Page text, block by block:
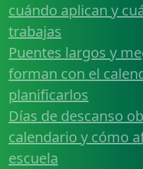
cuándo aplican y
trabajas
Puentes largos y
forman con el
planificarlos
Días de descanso
calendario y cómo
escuela